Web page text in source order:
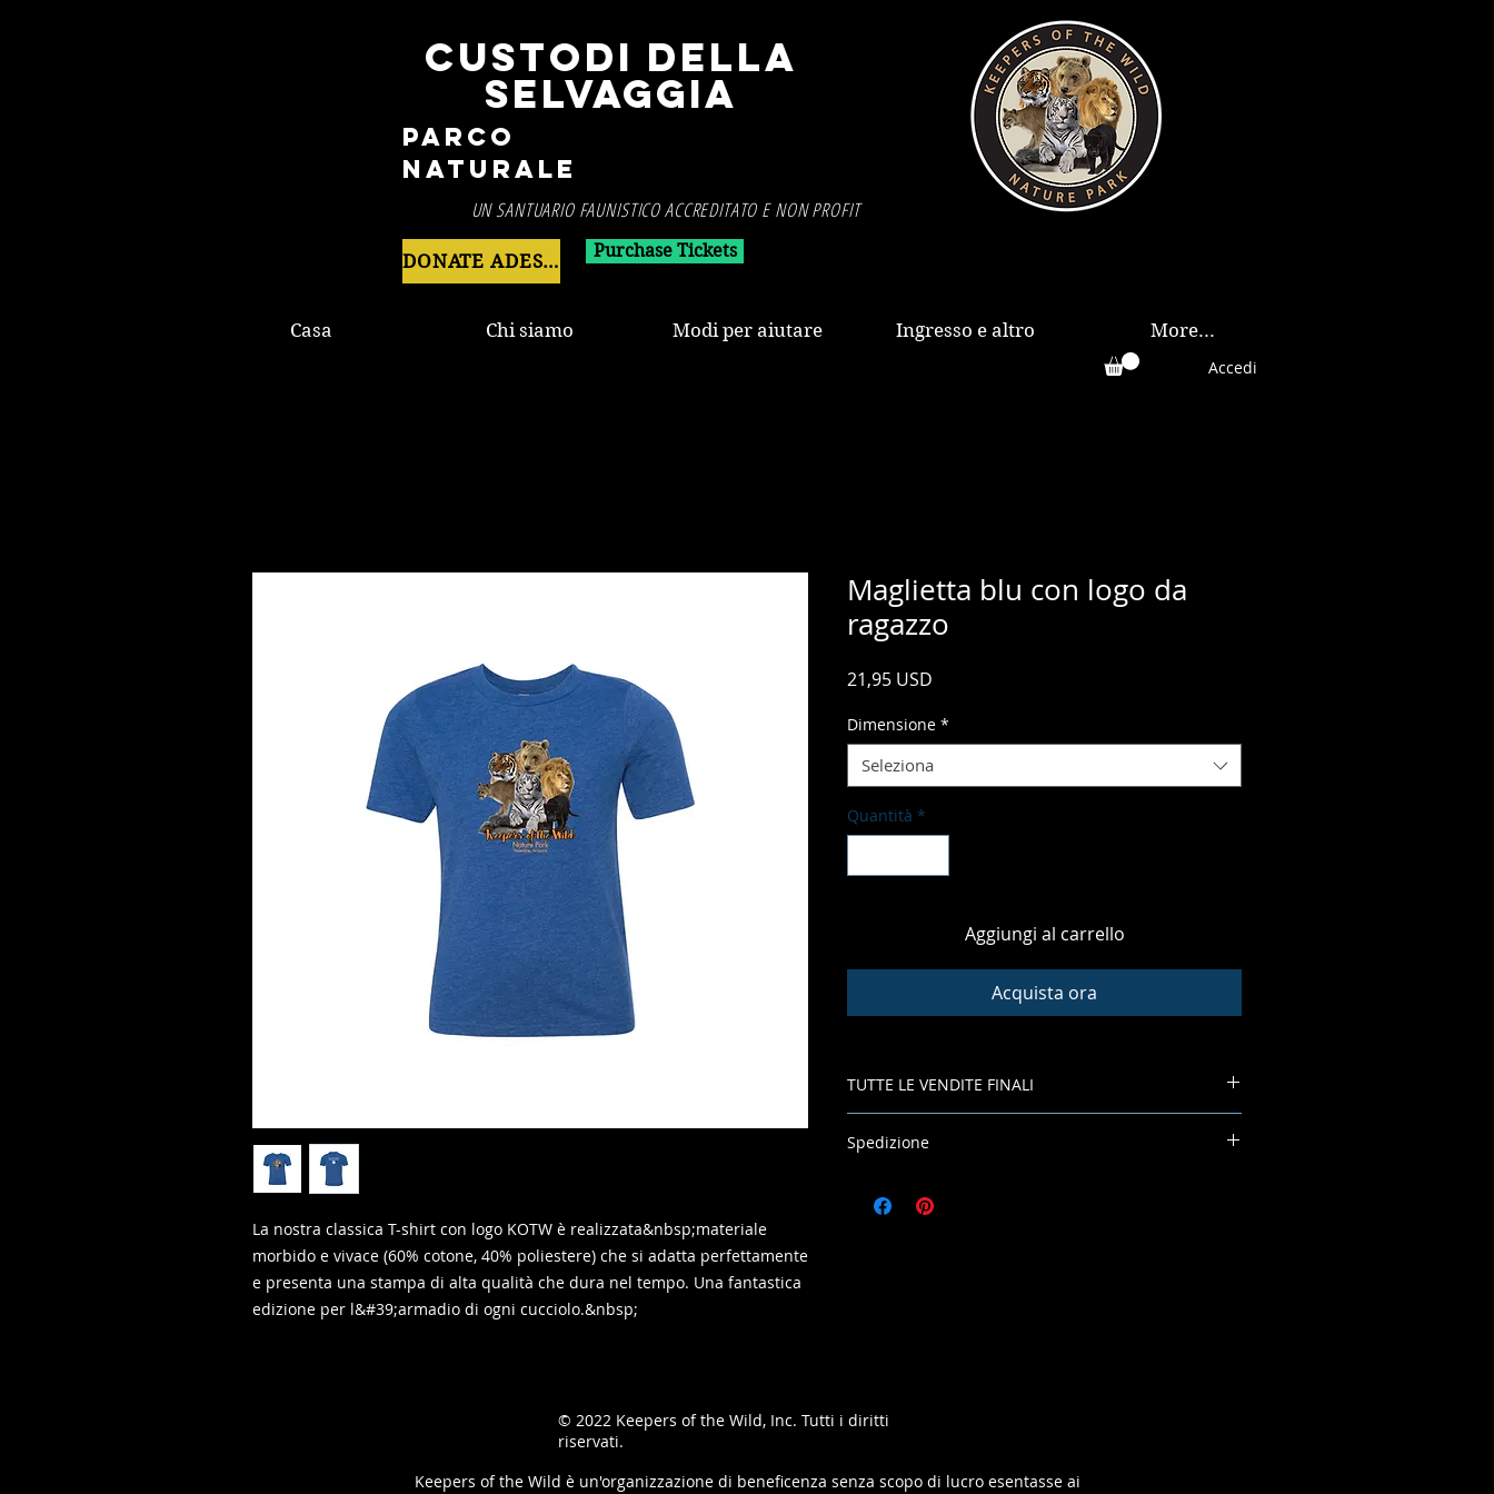
CUSTODI DELLA
SELVAGGIA
Parco
Naturale
UN SANTUARIO FAUNISTICO ACCREDITATO E NON PROFIT
DONATE ADESSO Purchase Tickets
Casa Chi siamo Modi per aiutare Ingresso e altro More...
Accedi
La nostra classica T-shirt con logo KOTW è realizzata&nbsp;materiale
morbido e vivace (60% cotone, 40% poliestere) che si adatta perfettamente
e presenta una stampa di alta qualità che dura nel tempo. Una fantastica
edizione per l&#39;armadio di ogni cucciolo.&nbsp;
Maglietta blu con logo da
ragazzo
21,95 USD
Dimensione *
Seleziona
Quantità *
Aggiungi al carrello
Acquista ora
TUTTE LE VENDITE FINALI
Spedizione
consegna.
© 2022 Keepers of the Wild, Inc. Tutti i diritti
riservati.
Keepers of the Wild è un'organizzazione di beneficenza senza scopo di lucro esentasse ai